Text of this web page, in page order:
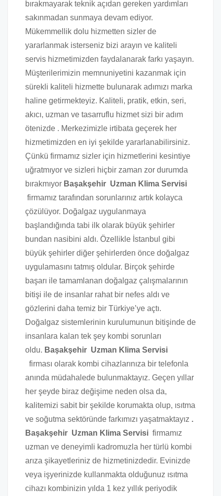
bırakmayarak teknik açıdan gereken yardımları
sakınmadan sunmaya devam ediyor.
Mükemmellik dolu hizmetten sizler de
yararlanmak isterseniz bizi arayın ve kaliteli
servis hizmetimizden faydalanarak farkı yaşayın.
Müşterilerimizin memnuniyetini kazanmak için
sürekli kaliteli hizmette bulunarak adımızı marka
haline getirmekteyiz. Kaliteli, pratik, etkin, seri,
akıcı, uzman ve tasarruflu hizmet sizi bir adım
ötenizde . Merkezimizle irtibata geçerek her
hizmetimizden en iyi şekilde yararlanabilirsiniz.
Çünkü firmamız sizler için hizmetlerini kesintiye
uğratmıyor ve sizleri hiçbir zaman zor durumda
bırakmıyor Başakşehir Uzman Klima Servisi
firmamız tarafından sorunlarınız artık kolayca
çözülüyor. Doğalgaz uygulanmaya
başlandığında tabi ilk olarak büyük şehirler
bundan nasibini aldı. Özellikle İstanbul gibi
büyük şehirler diğer şehirlerden önce doğalgaz
uygulamasını tatmış oldular. Birçok şehirde
başarı ile tamamlanan doğalgaz çalışmalarının
bitişi ile de insanlar rahat bir nefes aldı ve
gözlerini daha temiz bir Türkiye’ye açtı.
Doğalgaz sistemlerinin kurulumunun bitişinde de
insanlara kalan tek şey kombi sorunları
oldu. Başakşehir Uzman Klima Servisi
firması olarak kombi cihazlarınıza bir telefonla
anında müdahalede bulunmaktayız. Geçen yıllar
her şeyde biraz değişime neden olsa da,
kalitemizi sabit bir şekilde korumakta olup, ısıtma
ve soğutma sektöründe farkımızı yaşatmaktayız .
Başakşehir Uzman Klima Servisi firmamız
uzman ve deneyimli kadromuzla her türlü kombi
arıza şikayetleriniz de hizmetinizdedir. Evinizde
veya işyerinizde kullanmakta olduğunuz ısıtma
cihazı kombinizin yılda 1 kez yıllık periyodik